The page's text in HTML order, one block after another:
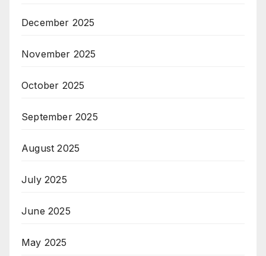
December 2025
November 2025
October 2025
September 2025
August 2025
July 2025
June 2025
May 2025